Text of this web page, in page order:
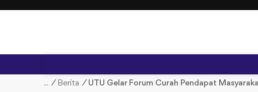
t
/ Berita / UTU Gelar Forum Curah Pendapat